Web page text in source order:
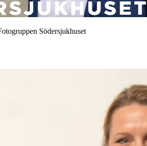
Södersjukhuset